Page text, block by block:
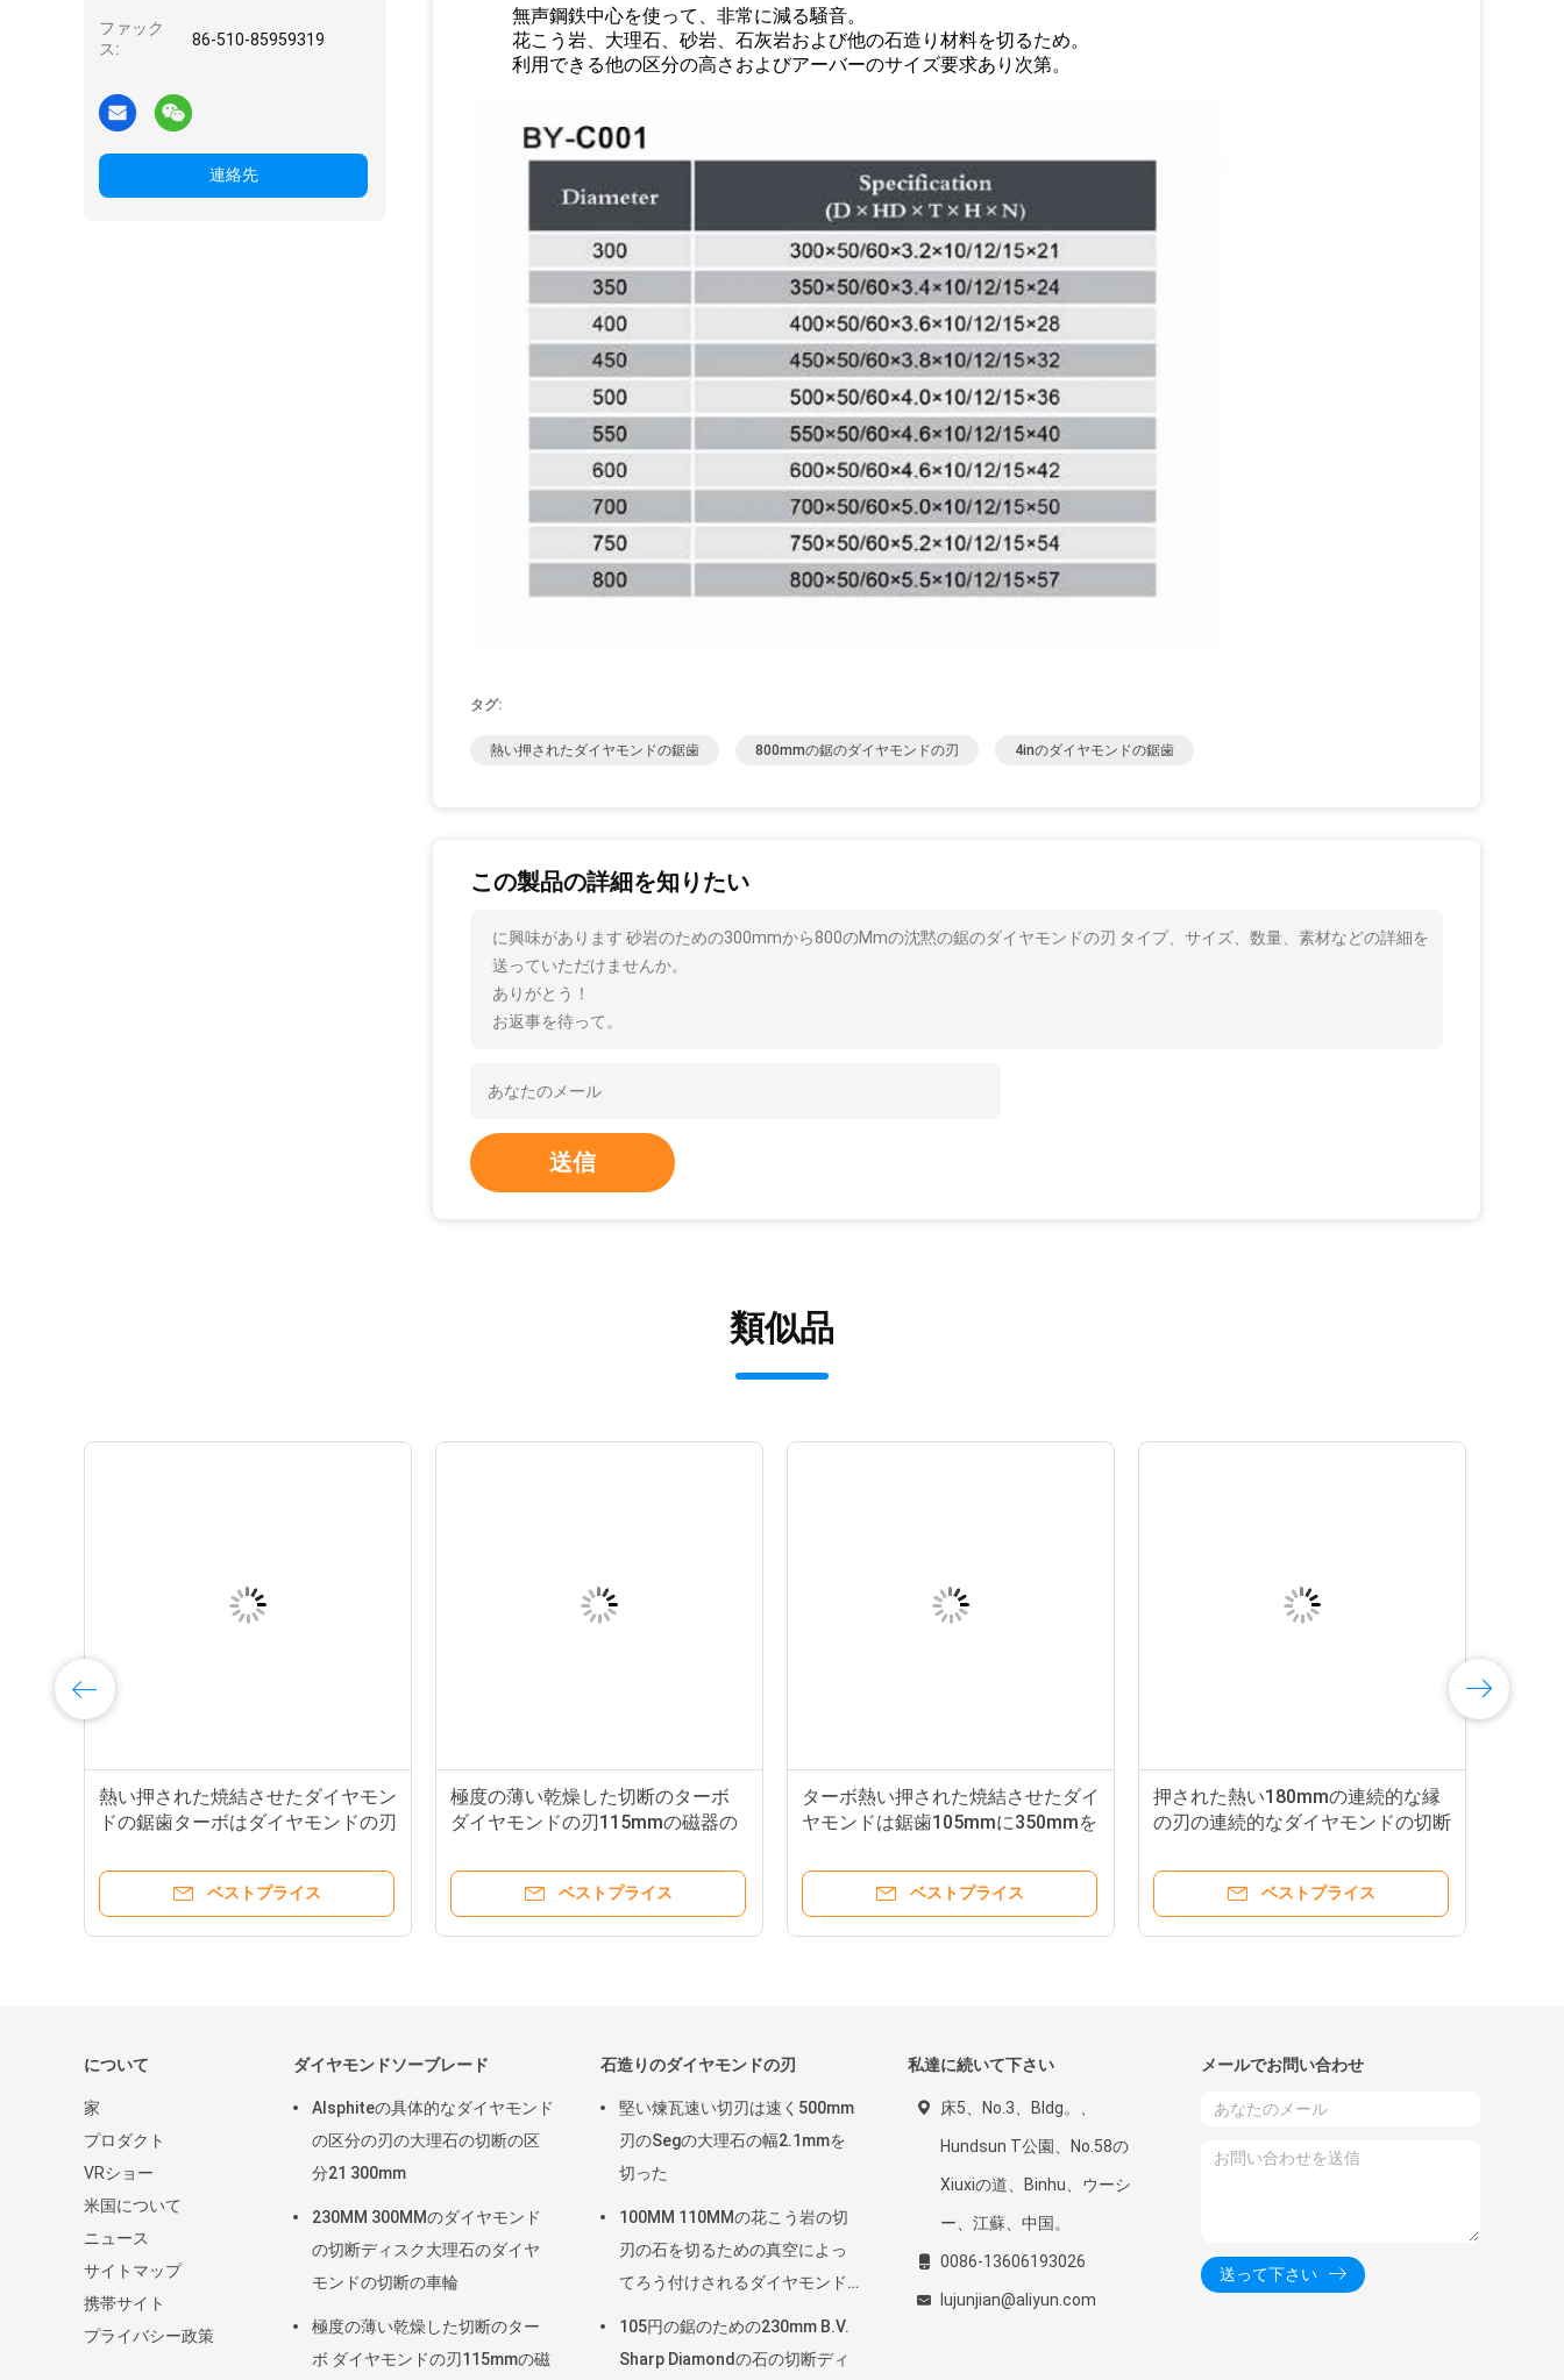
ファック
ス:
86-510-85959319
連絡先
無声鋼鉄中心を使って、非常に減る騒音。
花こう岩、大理石、砂岩、石灰岩および他の石造り材料を切るため。
利用できる他の区分の高さおよびアーバーのサイズ要求あり次第。
タグ:
熱い押されたダイヤモンドの鋸歯 800mmの鋸のダイヤモンドの刃 4inのダイヤモンドの鋸歯
この製品の詳細を知りたい
に興味があります 砂岩のための300mmから800のMmの沈黙の鋸のダイヤモンドの刃 タイプ、サイズ、数量、素材などの詳細を
送っていただけませんか。
ありがとう！
お返事を待って。
送信
類似品
熱い押された焼結させたダイヤモン
ドの鋸歯ターボはダイヤモンドの刃
ベストプライス
極度の薄い乾燥した切断のターボ
ダイヤモンドの刃115mmの磁器の
ベストプライス
ターボ熱い押された焼結させたダイ
ヤモンドは鋸歯105mmに350mmを
ベストプライス
押された熱い180mmの連続的な縁
の刃の連続的なダイヤモンドの切断
ベストプライス
について
家
プロダクト
VRショー
米国について
ニュース
サイトマップ
携帯サイト
プライバシー政策
ダイヤモンドソーブレード
Alsphiteの具体的なダイヤモンド
の区分の刃の大理石の切断の区
分21 300mm
230MM 300MMのダイヤモンド
の切断ディスク大理石のダイヤ
モンドの切断の車輪
極度の薄い乾燥した切断のター
ボ ダイヤモンドの刃115mmの磁
石造りのダイヤモンドの刃
堅い煉瓦速い切刃は速く500mm
刃のSegの大理石の幅2.1mmを
切った
100MM 110MMの花こう岩の切
刃の石を切るための真空によっ
てろう付けされるダイヤモンド
105円の鋸のための230mm B.V.
Sharp Diamondの石の切断ディ
私達に続いて下さい
床5、No.3、Bldg。、
Hundsun T公園、No.58の
Xiuxiの道、Binhu、ウーシ
ー、江蘇、中国。
0086-13606193026
lujunjian@aliyun.com
メールでお問い合わせ
送って下さい